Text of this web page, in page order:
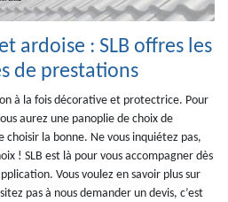
ardoise : SLB offres les
de prestations
à la fois décorative et protectrice. Pour
aurez une panoplie de choix de
la bonne. Ne vous inquiétez pas,
! SLB est là pour vous accompagner dès
Vous voulez en savoir plus sur
pas à nous demander un devis, c’est